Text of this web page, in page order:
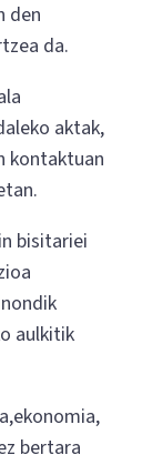
den
da.
aktak,
kontaktuan
bisitariei
aulkitik
bertara